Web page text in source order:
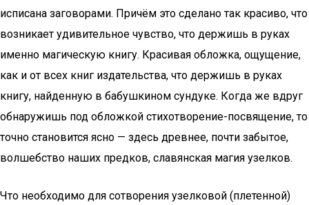
исписана заговорами. Причём это сделано так красиво, что
возникает удивительное чувство, что держишь в руках
именно магическую книгу. Красивая обложка, ощущение,
как и от всех книг издательства, что держишь в руках
книгу, найденную в бабушкином сундуке. Когда же вдруг
обнаружишь под обложкой стихотворение-посвящение, то
точно становится ясно — здесь древнее, почти забытое,
волшебство наших предков, славянская магия узелков.
Что необходимо для сотворения узелковой (плетенной)